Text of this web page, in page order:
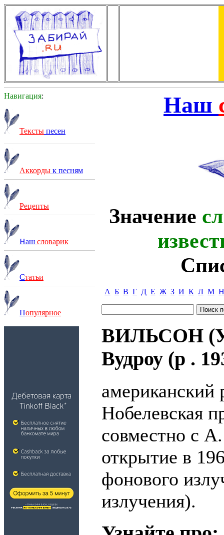
Навигация:
Тексты песен
Аккорды к песням
Рецепты
Наш словарик
Статьи
Популярное
Наш
Значение
А Б В Г Д Е Ж З И К Л М Н
ВИЛЬСОН
Вудроу (р .
американский
Нобелевская
совместно с
открытие в
фонового
излучения).